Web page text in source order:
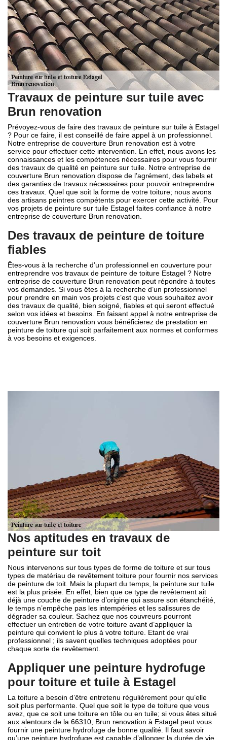
Travaux de peinture sur tuile avec
Brun renovation
Prévoyez-vous de faire des travaux de peinture sur tuile à Estagel
? Pour ce faire, il est conseillé de faire appel à un professionnel.
Notre entreprise de couverture Brun renovation est à votre
service pour effectuer cette intervention. En effet, nous avons les
connaissances et les compétences nécessaires pour vous fournir
des travaux de qualité en peinture sur tuile. Notre entreprise de
couverture Brun renovation dispose de l’agrément, des labels et
des garanties de travaux nécessaires pour pouvoir entreprendre
ces travaux. Quel que soit la forme de votre toiture; nous avons
des artisans peintres compétents pour exercer cette activité. Pour
vos projets de peinture sur tuile Estagel faites confiance à notre
entreprise de couverture Brun renovation.
Des travaux de peinture de toiture
fiables
Êtes-vous à la recherche d’un professionnel en couverture pour
entreprendre vos travaux de peinture de toiture Estagel ? Notre
entreprise de couverture Brun renovation peut répondre à toutes
vos demandes. Si vous êtes à la recherche d’un professionnel
pour prendre en main vos projets c’est que vous souhaitez avoir
des travaux de qualité, bien soigné, fiables et qui seront effectué
selon vos idées et besoins. En faisant appel à notre entreprise de
couverture Brun renovation vous bénéficierez de prestation en
peinture de toiture qui soit parfaitement aux normes et conformes
à vos besoins et exigences.
Nos aptitudes en travaux de
peinture sur toit
Nous intervenons sur tous types de forme de toiture et sur tous
types de matériau de revêtement toiture pour fournir nos services
de peinture de toit. Mais la plupart du temps, la peinture sur tuile
est la plus prisée. En effet, bien que ce type de revêtement ait
déjà une couche de peinture d’origine qui assure son étanchéité,
le temps n’empêche pas les intempéries et les salissures de
dégrader sa couleur. Sachez que nos couvreurs pourront
effectuer un entretien de votre toiture avant d’appliquer la
peinture qui convient le plus à votre toiture. Etant de vrai
professionnel ; ils savent quelles techniques adoptées pour
chaque sorte de revêtement.
Appliquer une peinture hydrofuge
pour toiture et tuile à Estagel
La toiture a besoin d’être entretenu régulièrement pour qu’elle
soit plus performante. Quel que soit le type de toiture que vous
avez, que ce soit une toiture en tôle ou en tuile; si vous êtes situé
aux alentours de la 66310, Brun renovation à Estagel peut vous
fournir une peinture hydrofuge de bonne qualité. Il faut savoir
qu’une peinture hydrofuge est capable d’allonger la durée de vie